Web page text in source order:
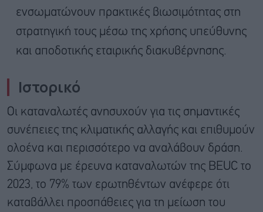
ενσωματώνουν πρακτικές βιωσιμότητας στη
στρατηγική τους μέσω της χρήσης υπεύθυνης
και αποδοτικής εταιρικής διακυβέρνησης.
Ιστορικό
Οι καταναλωτές ανησυχούν για τις σημαντικές
συνέπειες της κλιματικής αλλαγής και επιθυμούν
ολοένα και περισσότερο να αναλάβουν δράση.
Σύμφωνα με έρευνα καταναλωτών της BEUC το
2023, το 79% των ερωτηθέντων ανέφερε ότι
καταβάλλει προσπάθειες για τη μείωση του